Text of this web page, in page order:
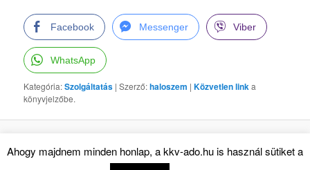
Facebook Messenger Viber
WhatsApp
Kategória:Szolgáltatás | Szerző:haloszem |Közvetlen linka
könyvjelzőbe.
Köszönjük WordPress!
Ahogy majdnem minden honlap, a kkv-ado.hu is használ sütiket a